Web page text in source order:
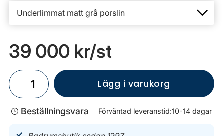
39 000 kr/st
Lägg i varukorg
Beställningsvara Förväntad leveranstid:10-14 dagar